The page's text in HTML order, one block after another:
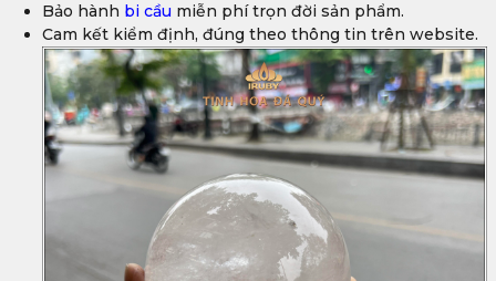
Bảo hành bi cầu miễn phí trọn đời sản phẩm.
Cam kết kiểm định, đúng theo thông tin trên website.